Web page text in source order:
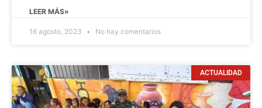
LEER MÁS»
16 agosto, 2023 No hay comentarios
ACTUALIDAD